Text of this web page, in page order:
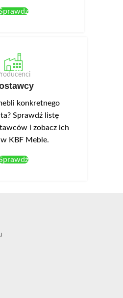
konkretnego
Sprawdź listę
i zobacz ich
KBF Meble.